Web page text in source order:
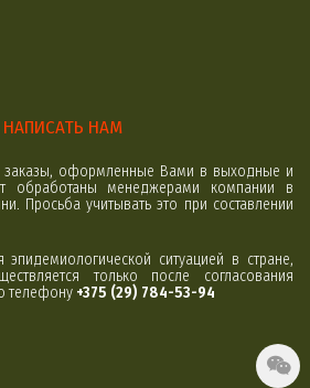
НАПИСАТЬ НАМ
заказы, оформленные Вами в выходные и
обработаны менеджерами компании в
Просьба учитывать это при составлении
ситуацией в стране,
только после согласования
телефону +375 (29) 784-53-94